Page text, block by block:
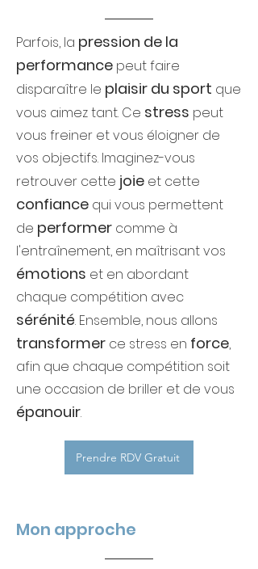
Parfois, la pression de la
performance peut faire
disparaître le plaisir du sport que
vous aimez tant. Ce stress peut
vous freiner et vous éloigner de
vos objectifs. Imaginez-vous
retrouver cette joie et cette
confiance qui vous permettent
de performer comme à
l'entraînement, en maîtrisant vos
émotions et en abordant
chaque compétition avec
sérénité. Ensemble, nous allons
transformer ce stress en force,
afin que chaque compétition soit
une occasion de briller et de vous
épanouir.
Prendre RDV Gratuit
Mon approche